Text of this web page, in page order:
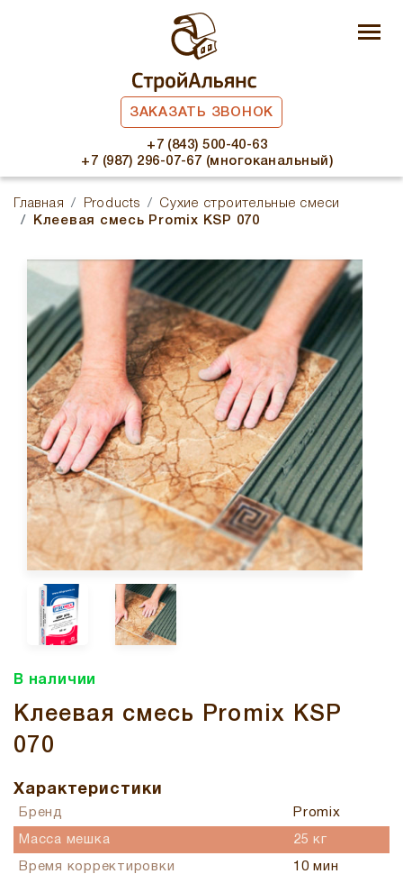
ЗАКАЗАТЬ ЗВОНОК
+7 (843) 500-40-63
+7 (987) 296-07-67 (многоканальный)
Главная Products
Сухие строительные смеси
Клеевая смесь Promix KSP 070
В наличии
Клеевая смесь Promix KSP
070
Характеристики
Бренд Promix
Масса мешка 25 кг
Время корректировки 10 мин